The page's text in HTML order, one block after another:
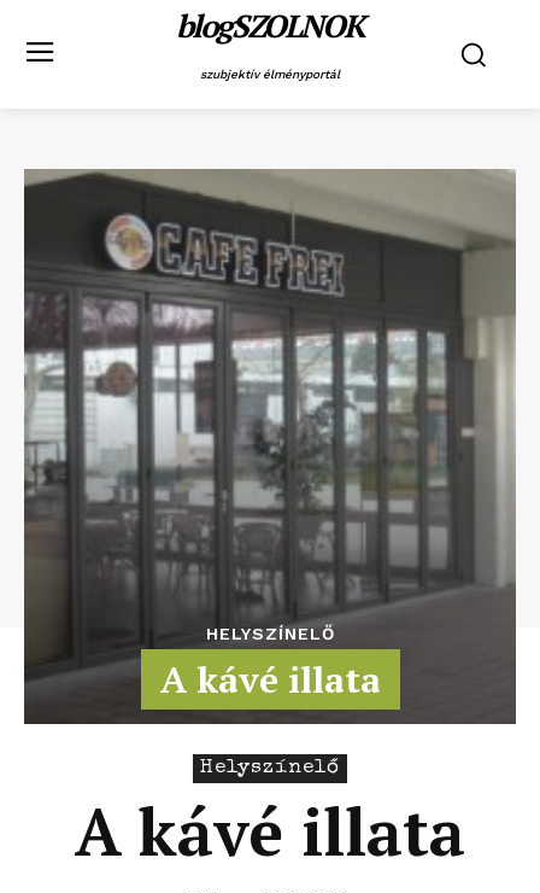
blogSZOLNOK
szubjektív élményportál
HELYSZÍNELŐ
A kávé illata
Helyszínelő
A kávé illata